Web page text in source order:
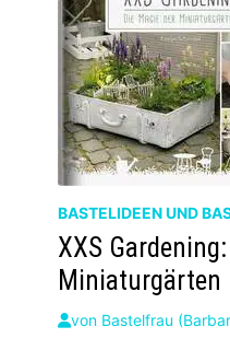
BASTELIDEEN UND
XXS
Miniaturgärten
von Bastelfrau